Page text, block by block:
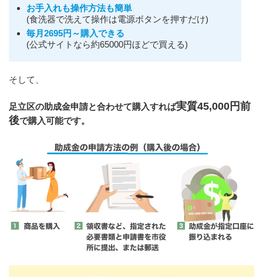
お手入れも操作方法も簡単
(食洗器で洗えて操作は電源ボタンを押すだけ)
毎月2695円～購入できる
(公式サイトなら約65000円ほどで買える)
そして、
足立区の助成金申請と合わせて購入すれば実質45,000円前
後で購入可能です。